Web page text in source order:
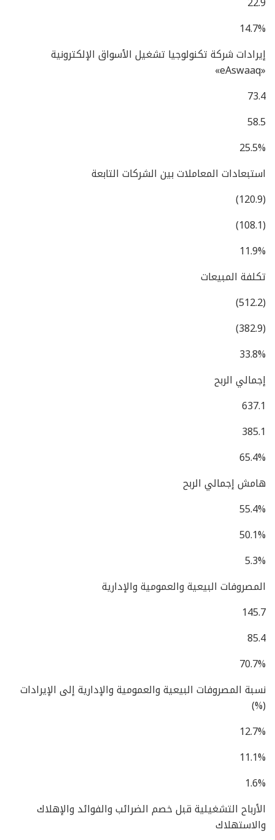
14.7%
إيرادات شركة تكنولوجيا تشغيل الأسواق الإلكترونية
«eAswaaq»
73.4
58.5
25.5%
استبعادات المعاملات بين الشركات التابعة
11.9%
تكلفة المبيعات
33.8%
إجمالي الربح
637.1
385.1
65.4%
هامش إجمالي الربح
55.4%
50.1%
5.3%
المصروفات البيعية والعمومية والإدارية
145.7
85.4
70.7%
نسبة المصروفات البيعية والعمومية والإدارية إلى الإيرادات
(%)
12.7%
11.1%
1.6%
الأرباح التشغيلية قبل خصم الضرائب والفوائد والإهلاك
والاستهلاك